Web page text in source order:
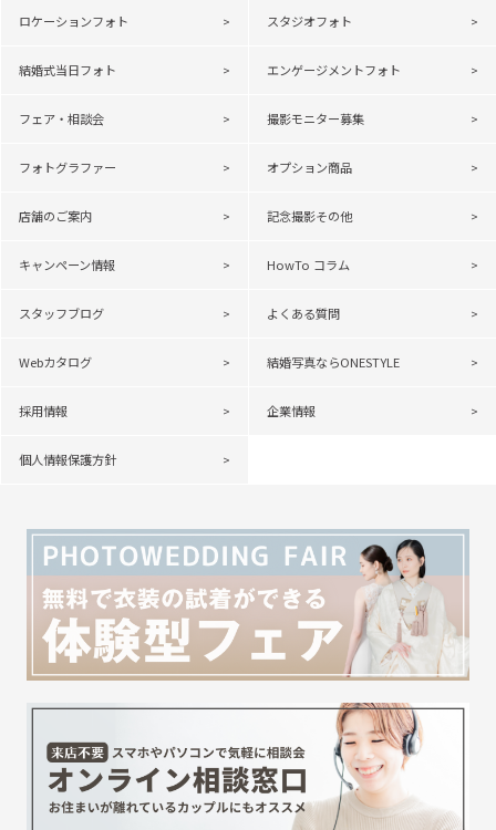
ロケーションフォト スタジオフォト
結婚式当日フォト エンゲージメントフォト
フェア・相談会 撮影モニター募集
フォトグラファー オプション商品
店舗のご案内 記念撮影その他
キャンペーン情報 HowTo コラム
スタッフブログ よくある質問
Webカタログ 結婚写真ならONESTYLE
採用情報 企業情報
個人情報保護方針